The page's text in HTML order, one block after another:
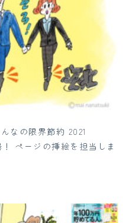
なの限界節約 2021
ページの挿絵を担当しま